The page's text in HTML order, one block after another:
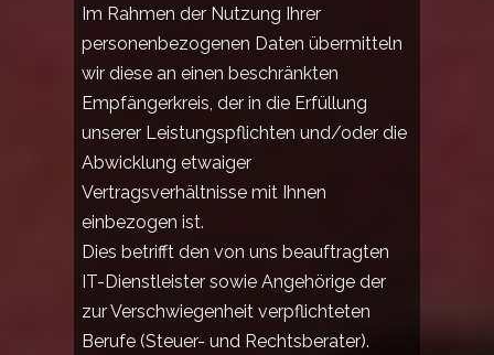
Im Rahmen der Nutzung Ihrer
personenbezogenen Daten übermitteln
wir diese an einen beschränkten
Empfängerkreis, der in die Erfüllung
unserer Leistungspflichten und/oder die
Abwicklung etwaiger
Vertragsverhältnisse mit Ihnen
einbezogen ist.
Dies betrifft den von uns beauftragten
IT-Dienstleister sowie Angehörige der
zur Verschwiegenheit verpflichteten
Berufe (Steuer- und Rechtsberater).